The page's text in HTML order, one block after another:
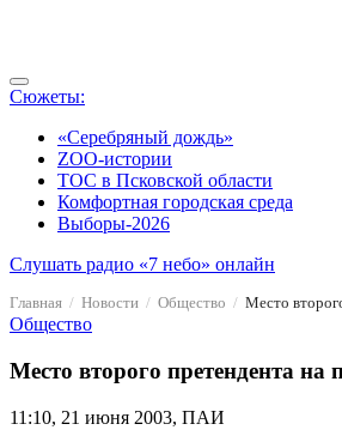
Сюжеты:
«Серебряный дождь»
ZOO-истории
ТОС в Псковской области
Комфортная городская среда
Выборы-2026
Слушать радио «7 небо» онлайн
Главная Новости Общество Место
Общество
Место второго претендента
11:10, 21 июня 2003, ПАИ